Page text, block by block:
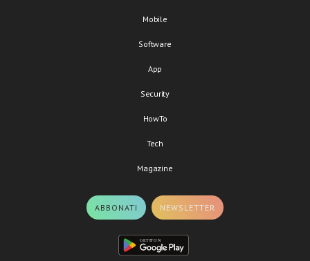
Mobile
Software
App
Security
HowTo
Tech
Magazine
ABBONATI NEWSLETTER